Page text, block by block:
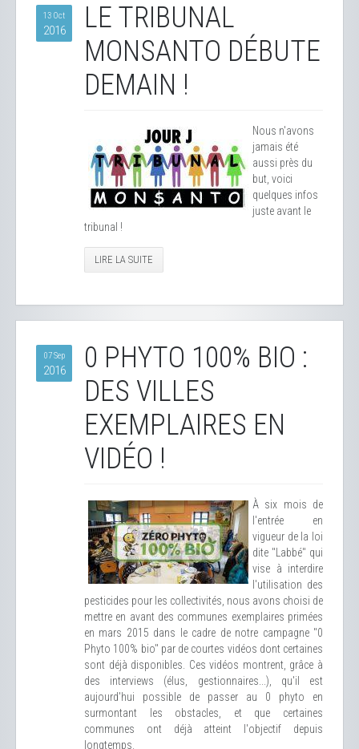
13 Oct
2016
LE TRIBUNAL
MONSANTO DÉBUTE
DEMAIN !
Nous n'avons
jamais été
aussi près du
but, voici
quelques infos
juste avant le
tribunal !
LIRE LA SUITE
07 Sep
2016
0 PHYTO 100% BIO :
DES VILLES
EXEMPLAIRES EN
VIDÉO !
À six mois de
l'entrée en
vigueur de la loi
dite "Labbé" qui
vise à interdire
l'utilisation des
pesticides pour les collectivités, nous avons choisi de
mettre en avant des communes exemplaires primées
en mars 2015 dans le cadre de notre campagne "0
Phyto 100% bio" par de courtes vidéos dont certaines
sont déjà disponibles. Ces vidéos montrent, grâce à
des interviews (élus, gestionnaires...), qu'il est
aujourd'hui possible de passer au 0 phyto en
surmontant les obstacles, et que certaines
communes ont déjà atteint l'objectif depuis
longtemps.